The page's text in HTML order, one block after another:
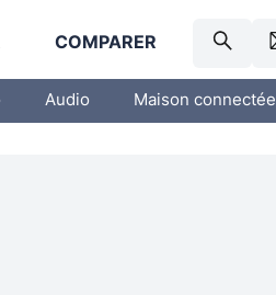
COMPARER
Audio Maison connectée